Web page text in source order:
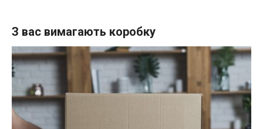
З вас вимагають коробку